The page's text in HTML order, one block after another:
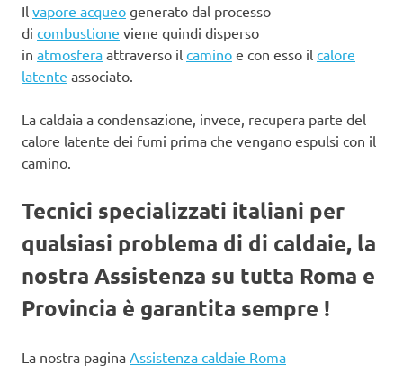
Il vapore acqueo generato dal processo
di combustione viene quindi disperso
in atmosfera attraverso il camino e con esso il calore
latente associato.
La caldaia a condensazione, invece, recupera parte del
calore latente dei fumi prima che vengano espulsi con il
camino.
Tecnici specializzati italiani per
qualsiasi problema di di caldaie, la
nostra Assistenza su tutta Roma e
Provincia è garantita sempre !
La nostra pagina Assistenza caldaie Roma